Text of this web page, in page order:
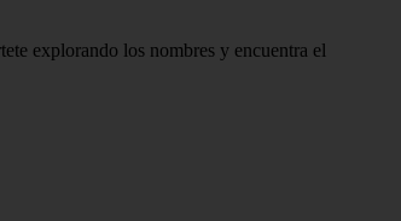
explorando los nombres y encuentra el